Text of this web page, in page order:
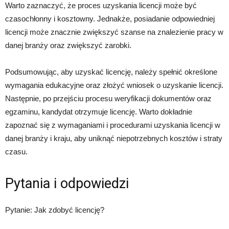
Warto zaznaczyć, że proces uzyskania licencji może być
czasochłonny i kosztowny. Jednakże, posiadanie odpowiedniej
licencji może znacznie zwiększyć szanse na znalezienie pracy w
danej branży oraz zwiększyć zarobki.
Podsumowując, aby uzyskać licencję, należy spełnić określone
wymagania edukacyjne oraz złożyć wniosek o uzyskanie licencji.
Następnie, po przejściu procesu weryfikacji dokumentów oraz
egzaminu, kandydat otrzymuje licencję. Warto dokładnie
zapoznać się z wymaganiami i procedurami uzyskania licencji w
danej branży i kraju, aby uniknąć niepotrzebnych kosztów i straty
czasu.
Pytania i odpowiedzi
Pytanie: Jak zdobyć licencję?